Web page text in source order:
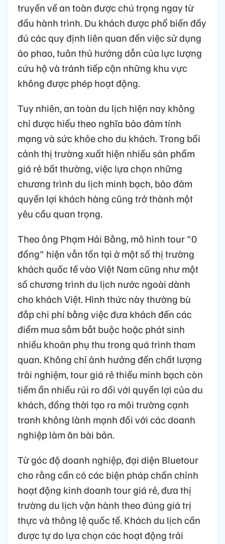
truyền về an toàn được chú trọng ngay từ
đầu hành trình. Du khách được phổ biến đầy
đủ các quy định liên quan đến việc sử dụng
áo phao, tuân thủ hướng dẫn của lực lượng
cứu hộ và tránh tiếp cận những khu vực
không được phép hoạt động.
Tuy nhiên, an toàn du lịch hiện nay không
chỉ được hiểu theo nghĩa bảo đảm tính
mạng và sức khỏe cho du khách. Trong bối
cảnh thị trường xuất hiện nhiều sản phẩm
giá rẻ bất thường, việc lựa chọn những
chương trình du lịch minh bạch, bảo đảm
quyền lợi khách hàng cũng trở thành một
yêu cầu quan trọng.
Theo ông Phạm Hải Bằng, mô hình tour "0
đồng" hiện vẫn tồn tại ở một số thị trường
khách quốc tế vào Việt Nam cũng như một
số chương trình du lịch nước ngoài dành
cho khách Việt. Hình thức này thường bù
đắp chi phí bằng việc đưa khách đến các
điểm mua sắm bắt buộc hoặc phát sinh
nhiều khoản phụ thu trong quá trình tham
quan. Không chỉ ảnh hưởng đến chất lượng
trải nghiệm, tour giá rẻ thiếu minh bạch còn
tiềm ẩn nhiều rủi ro đối với quyền lợi của du
khách, đồng thời tạo ra môi trường cạnh
tranh không lành mạnh đối với các doanh
nghiệp làm ăn bài bản.
Từ góc độ doanh nghiệp, đại diện Bluetour
cho rằng cần có các biện pháp chấn chỉnh
hoạt động kinh doanh tour giá rẻ, đưa thị
trường du lịch vận hành theo đúng giá trị
thực và thông lệ quốc tế. Khách du lịch cần
được tự do lựa chọn các hoạt động trải